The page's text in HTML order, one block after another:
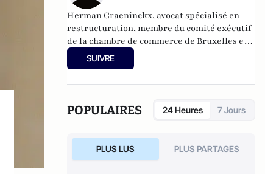
Herman Craeninckx, avocat spécialisé en
restructuration, membre du comité exécutif
de la chambre de commerce de Bruxelles et
Président du Cercle de Lorraine ( le cercle
Interallié bruxellois )
SUIVRE
POPULAIRES 24 Heures 7 Jours
PLUS LUS PLUS PARTAGES